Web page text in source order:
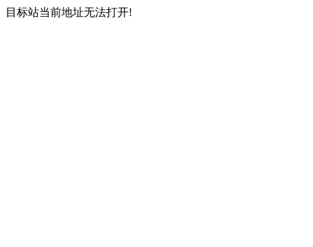
目标站当前地址无法打开!